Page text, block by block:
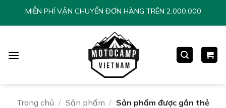
ChuyểnMIỄN PHÍ VẬN CHUYỂN ĐƠN HÀNG TRÊN 2.000.000
Trang chủ / Sản phẩm / Sản phẩm được gắn thẻ